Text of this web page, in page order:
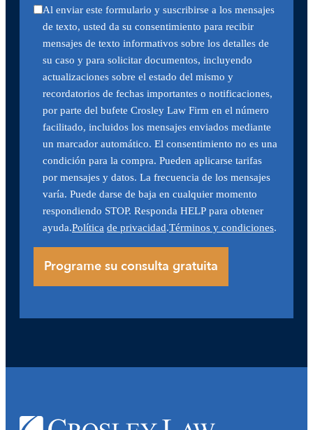
Al enviar este formulario y suscribirse a los mensajes
de texto, usted da su consentimiento para recibir
mensajes de texto informativos sobre los detalles de
su caso y para solicitar documentos, incluyendo
actualizaciones sobre el estado del mismo y
recordatorios de fechas importantes o notificaciones,
por parte del bufete Crosley Law Firm en el número
facilitado, incluidos los mensajes enviados mediante
un marcador automático. El consentimiento no es una
condición para la compra. Pueden aplicarse tarifas
por mensajes y datos. La frecuencia de los mensajes
varía. Puede darse de baja en cualquier momento
respondiendo STOP. Responda HELP para obtener
ayuda.Política de privacidad.Términos y condiciones.